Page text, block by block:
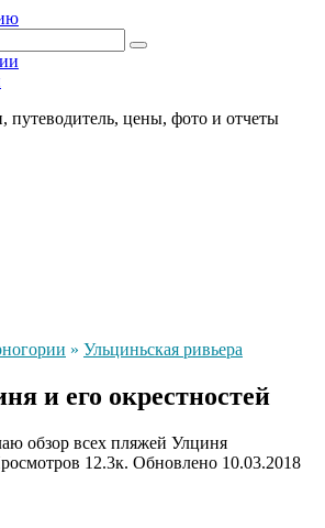
путеводитель, цены, фото и отчеты
» Ульциньская ривьера
и его окрестностей
12.3к. Обновлено 10.03.2018